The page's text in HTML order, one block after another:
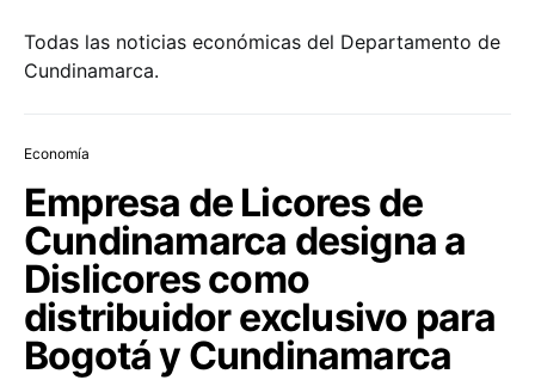
Todas las noticias económicas del Departamento de
Cundinamarca.
Economía
Empresa de Licores de
Cundinamarca designa a
Dislicores como
distribuidor exclusivo para
Bogotá y Cundinamarca